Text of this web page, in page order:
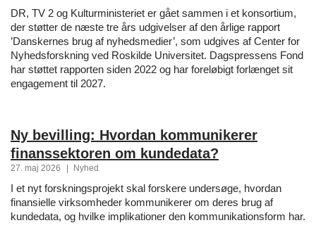
DR, TV 2 og Kulturministeriet er gået sammen i et konsortium,
der støtter de næste tre års udgivelser af den årlige rapport
’Danskernes brug af nyhedsmedier’, som udgives af Center for
Nyhedsforskning ved Roskilde Universitet. Dagspressens Fond
har støttet rapporten siden 2022 og har foreløbigt forlænget sit
engagement til 2027.
Ny bevilling: Hvordan kommunikerer
finanssektoren om kundedata?
27. maj 2026 | Nyhed
I et nyt forskningsprojekt skal forskere undersøge, hvordan
finansielle virksomheder kommunikerer om deres brug af
kundedata, og hvilke implikationer den kommunikationsform har.